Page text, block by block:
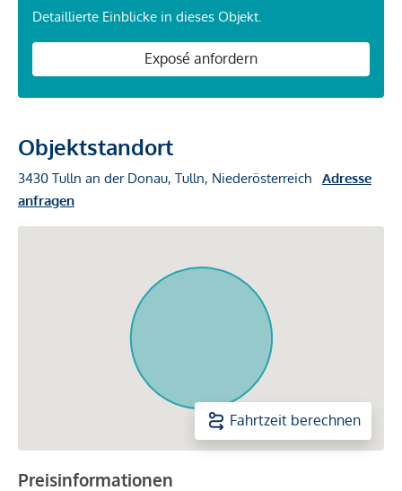
Detaillierte Einblicke in dieses Objekt.
Exposé anfordern
Objektstandort
3430 Tulln an der Donau, Tulln, Niederösterreich
Adresse
anfragen
Fahrtzeit berechnen
Preisinformationen